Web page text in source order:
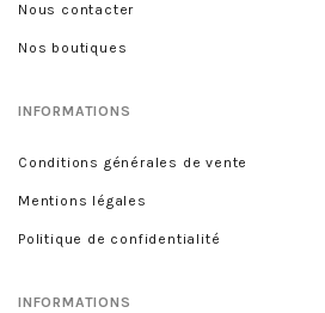
Nous contacter
Nos boutiques
INFORMATIONS
Conditions générales de vente
Mentions légales
Politique de confidentialité
INFORMATIONS